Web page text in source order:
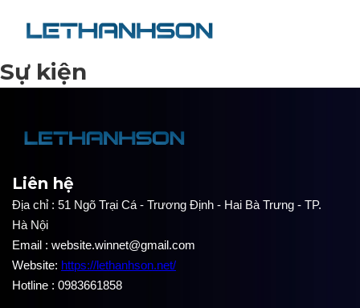
Sự kiện
Liên hệ
Địa chỉ : 51 Ngõ Trại Cá - Trương Định - Hai Bà Trưng - TP.
Hà Nội
Email : website.winnet@gmail.com
Website: https://lethanhson.net/
Hotline : 0983661858